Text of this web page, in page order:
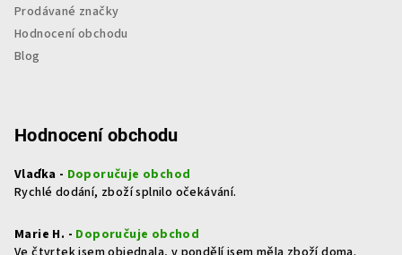
Prodávané značky
Hodnocení obchodu
Blog
Hodnocení obchodu
Vlaďka - Doporučuje obchod
Rychlé dodání, zboží splnilo očekávání.
Marie H. - Doporučuje obchod